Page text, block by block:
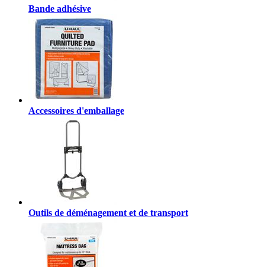
Bande adhésive
Accessoires d'emballage
Outils de déménagement et de transport